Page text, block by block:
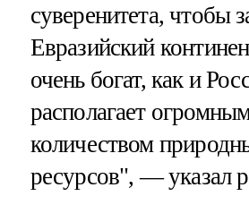
суверенитета, чтобы
Евразийский
очень богат, как и
располагает
количеством
ресурсов", — указал